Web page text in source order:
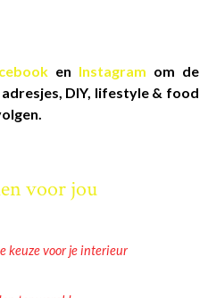
en Instagram om de
DIY, lifestyle & food
voor jou